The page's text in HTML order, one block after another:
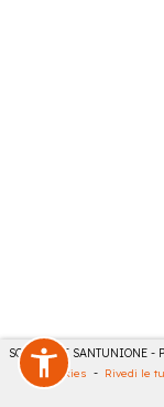
SONCINI E SANTUNIONE -
Cookies - Rivedi le